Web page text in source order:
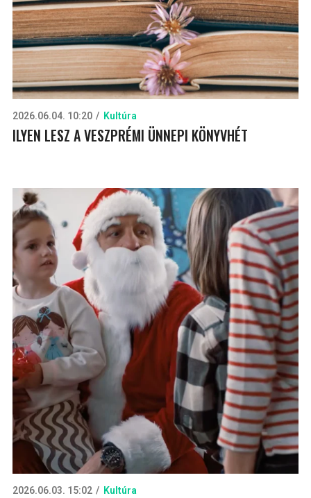
2026.06.04. 10:20 Kultúra
ILYEN LESZ A VESZPRÉMI ÜNNEPI KÖNYVHÉT
2026.06.03. 15:02 Kultúra